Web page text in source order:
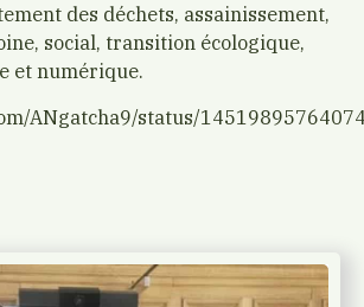
des déchets, assainissement,
social, transition écologique,
et numérique.
ANgatcha9/status/